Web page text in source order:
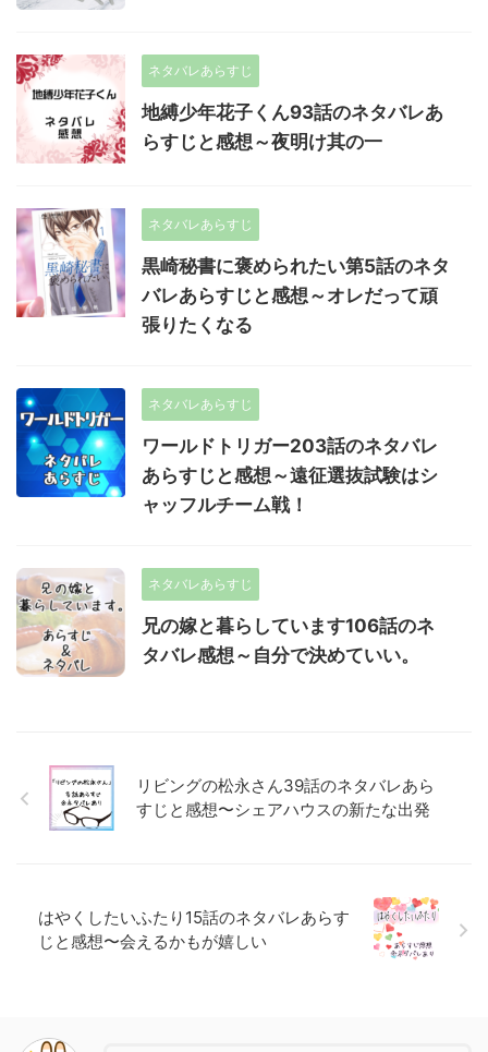
ネタバレあらすじ
地縛少年花子くん93話のネタバレあ
らすじと感想～夜明け其の一
ネタバレあらすじ
黒崎秘書に褒められたい第5話のネタ
バレあらすじと感想～オレだって頑
張りたくなる
ネタバレあらすじ
ワールドトリガー203話のネタバレ
あらすじと感想～遠征選抜試験はシ
ャッフルチーム戦！
ネタバレあらすじ
兄の嫁と暮らしています106話のネ
タバレ感想～自分で決めていい。
リビングの松永さん39話のネタバレあら
すじと感想〜シェアハウスの新たな出発
はやくしたいふたり15話のネタバレあらす
じと感想〜会えるかもが嬉しい